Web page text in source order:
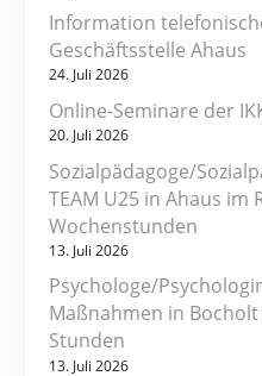
Information
Geschäftsstelle Ahaus
24. Juli 2026
Online-Seminare der
20. Juli 2026
Sozialpädagoge/
TEAM U25 in Ahaus im
Wochenstunden
13. Juli 2026
Psychologe/
Maßnahmen in
Stunden
13. Juli 2026